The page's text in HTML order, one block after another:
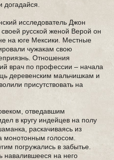
исследователь Джон
русской женой Верой он
на юге Мексики. Местные
чужакам свою
Отношения
врач по профессии – начала
деревенским мальчишкам и
присутствовать на
отведавшим
в кругу индейцев на полу
раскачиваясь из
монотонным голосом.
погружались в забытье.
навалившееся на него